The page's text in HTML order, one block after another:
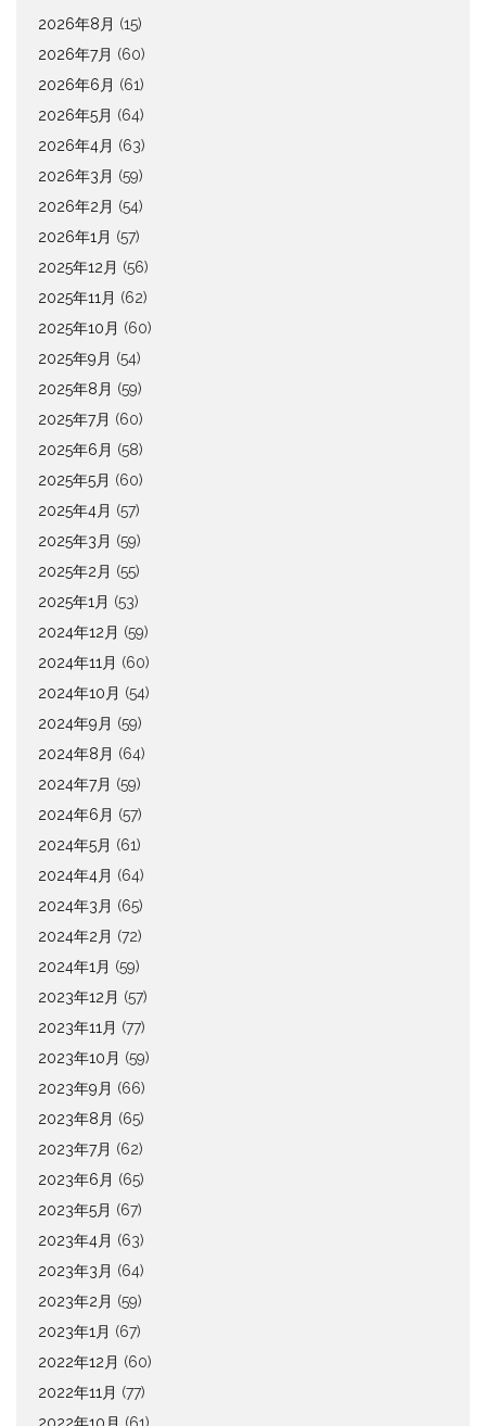
2026年8月 (15)
2026年7月 (60)
2026年6月 (61)
2026年5月 (64)
2026年4月 (63)
2026年3月 (59)
2026年2月 (54)
2026年1月 (57)
2025年12月 (56)
2025年11月 (62)
2025年10月 (60)
2025年9月 (54)
2025年8月 (59)
2025年7月 (60)
2025年6月 (58)
2025年5月 (60)
2025年4月 (57)
2025年3月 (59)
2025年2月 (55)
2025年1月 (53)
2024年12月 (59)
2024年11月 (60)
2024年10月 (54)
2024年9月 (59)
2024年8月 (64)
2024年7月 (59)
2024年6月 (57)
2024年5月 (61)
2024年4月 (64)
2024年3月 (65)
2024年2月 (72)
2024年1月 (59)
2023年12月 (57)
2023年11月 (77)
2023年10月 (59)
2023年9月 (66)
2023年8月 (65)
2023年7月 (62)
2023年6月 (65)
2023年5月 (67)
2023年4月 (63)
2023年3月 (64)
2023年2月 (59)
2023年1月 (67)
2022年12月 (60)
2022年11月 (77)